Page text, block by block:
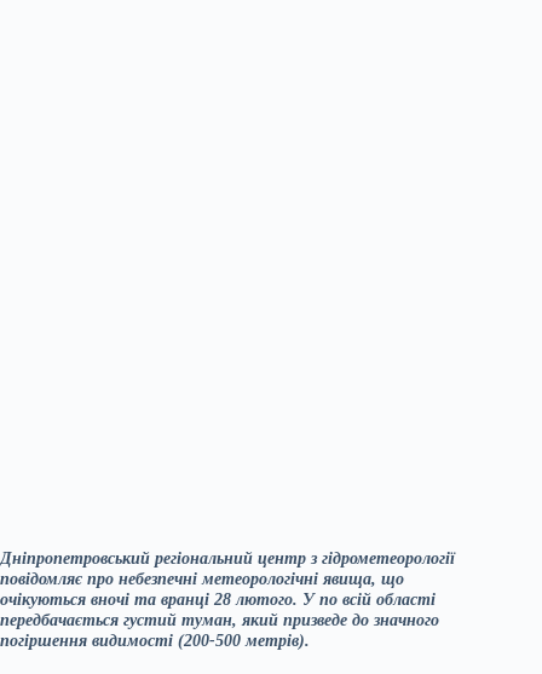
Дніпропетровський регіональний центр з гідрометеорології
повідомляє про небезпечні метеорологічні явища, що
очікуються вночі та вранці 28 лютого. У по всій області
передбачається густий туман, який призведе до значного
погіршення видимості (200-500 метрів).